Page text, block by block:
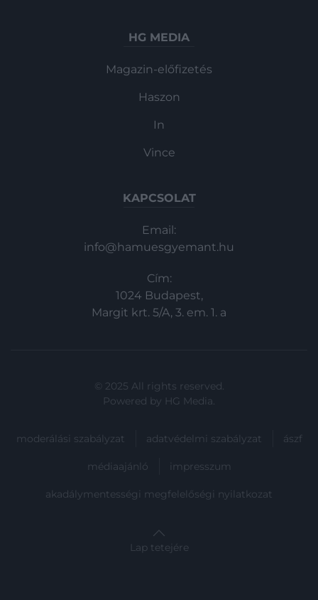
HG MEDIA
Magazin-előfizetés
Haszon
In
Vince
KAPCSOLAT
Email:
info@hamuesgyemant.hu
Cím:
1024 Budapest,
Margit krt. 5/A, 3. em. 1. a
© 2025 All rights reserved.
Powered by HG Media.
moderálási szabályzat adatvédelmi szabályzat ászf
médiaajánló impresszum
akadálymentességi megfelelőségi nyilatkozat
Lap tetejére